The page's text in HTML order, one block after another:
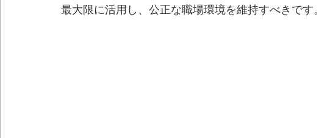
最大限に活用し、公正な職場環境を維持すべきです。